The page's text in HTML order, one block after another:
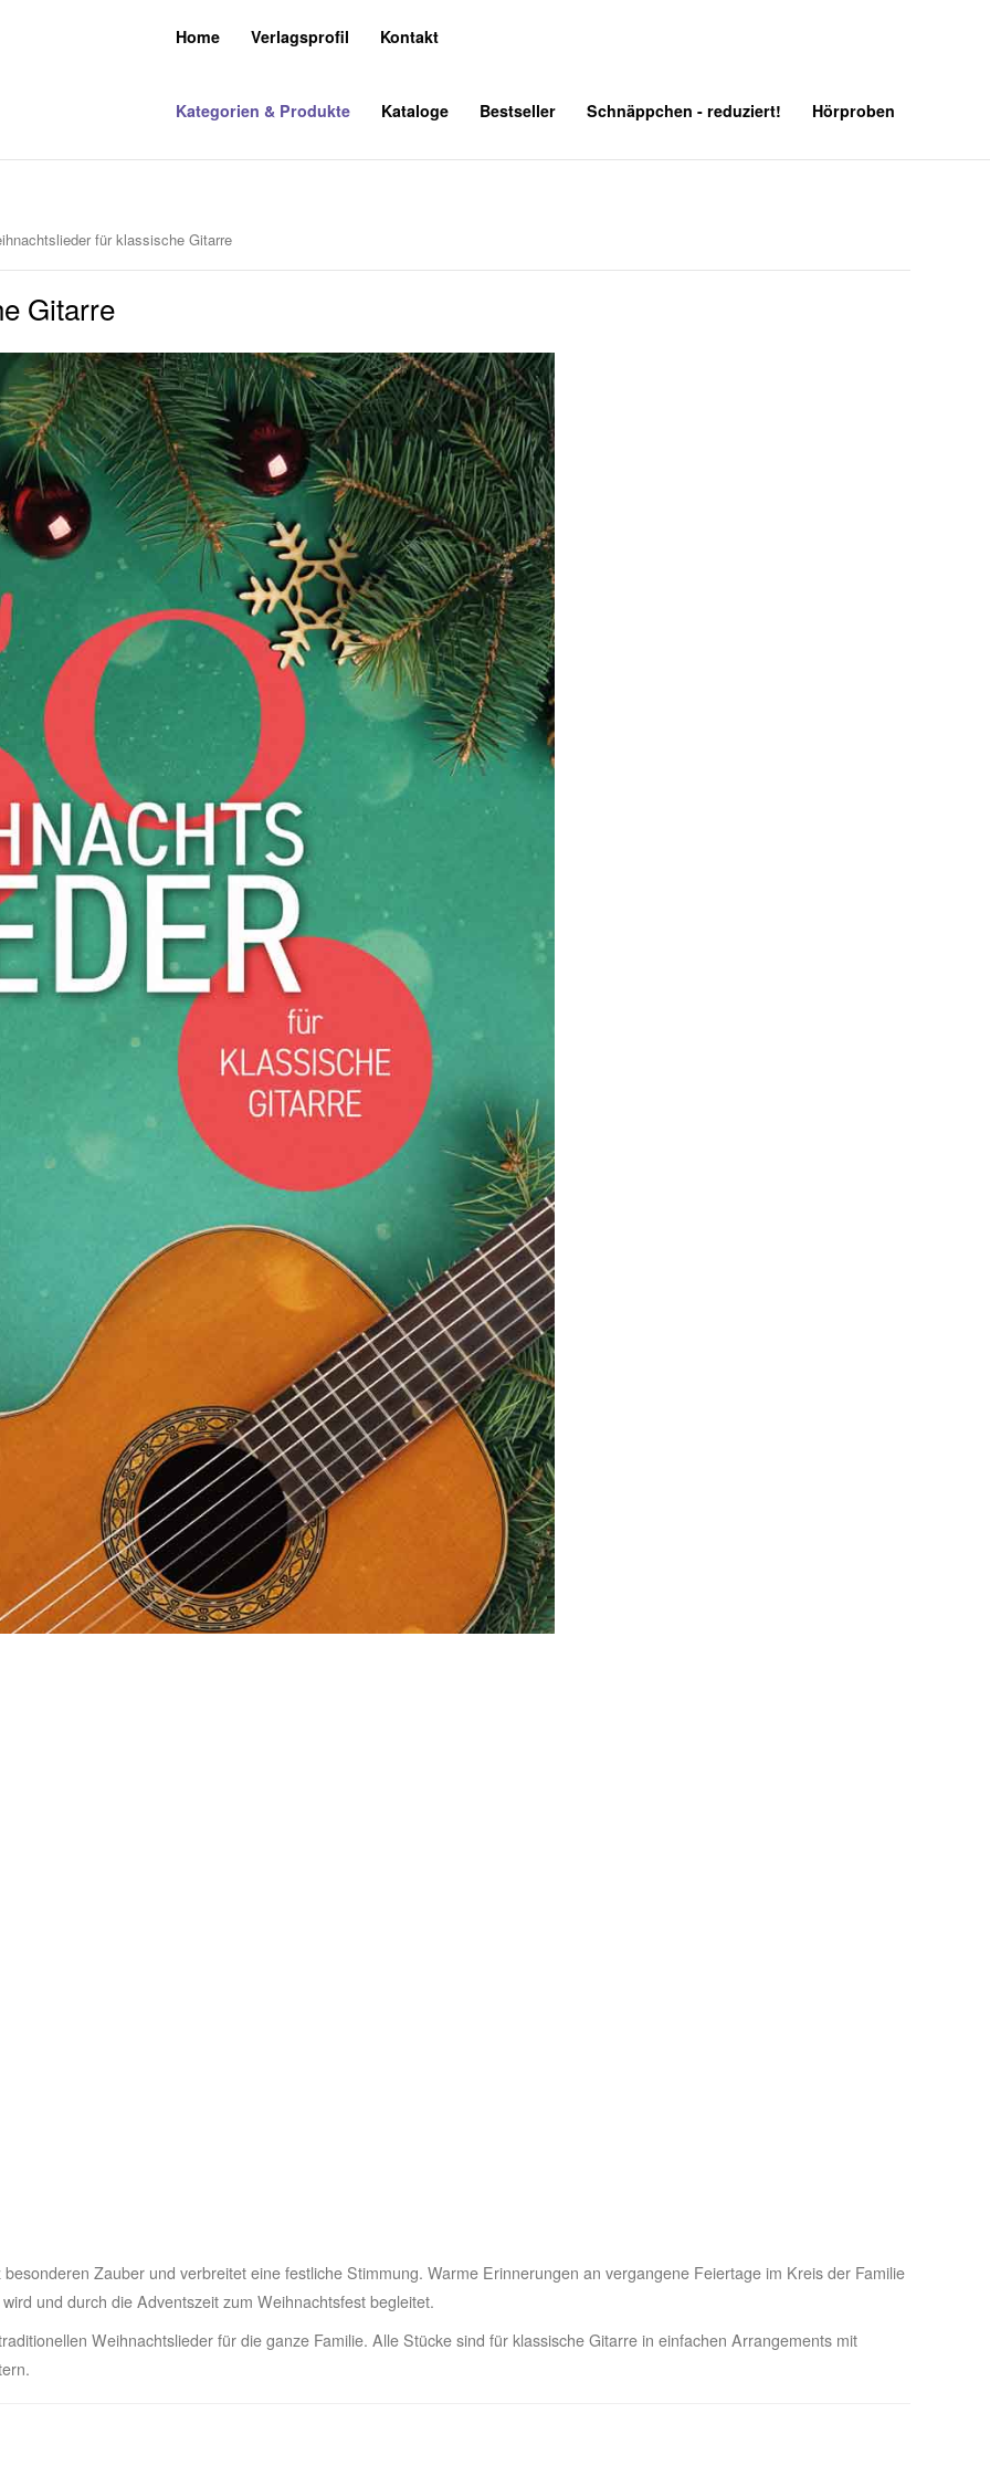
Home Verlagsprofil Kontakt
Kategorien & Produkte Kataloge Bestseller Schnäppchen - reduziert! Hörproben
für klassische Gitarre
Gitarre
Zauber und verbreitet eine festliche Stimmung. Warme Erinnerungen an vergangene Feiertage im Kreis der Familie
und durch die Adventszeit zum Weihnachtsfest begleitet.
Weihnachtslieder für die ganze Familie. Alle Stücke sind für klassische Gitarre in einfachen Arrangements mit